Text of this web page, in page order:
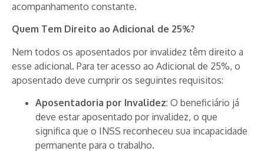
acompanhamento constante.
Quem Tem Direito ao Adicional de 25%?
Nem todos os aposentados por invalidez têm direito a
esse adicional. Para ter acesso ao Adicional de 25%, o
aposentado deve cumprir os seguintes requisitos:
Aposentadoria por Invalidez: O beneficiário já
deve estar aposentado por invalidez, o que
significa que o INSS reconheceu sua incapacidade
permanente para o trabalho.